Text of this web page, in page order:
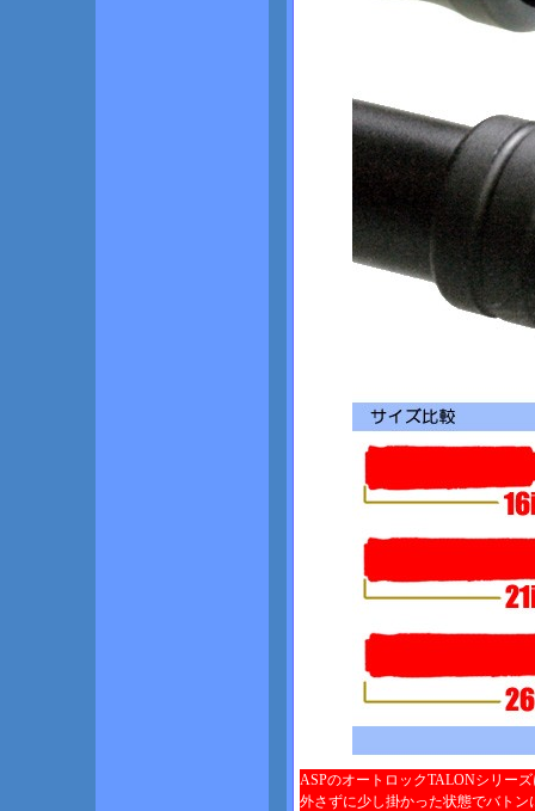
ASPのオートロックTALONシリー
外さずに少し掛かった状態でバト